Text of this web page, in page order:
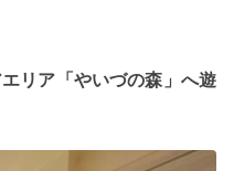
リア「やいづの森」へ遊